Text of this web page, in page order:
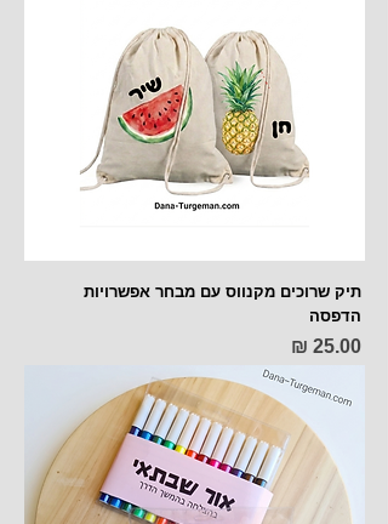
תיק שרוכים מקנווס עם מבחר אפשרויות
הדפסה
מחיר